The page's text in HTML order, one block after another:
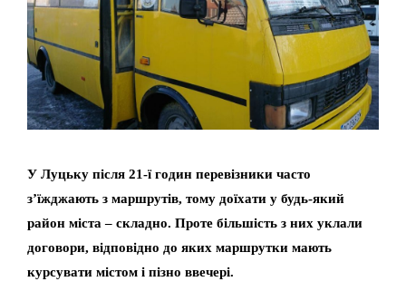
У Луцьку після 21-ї годин перевізники часто
з’їжджають з маршрутів, тому доїхати у будь-який
район міста – складно. Проте більшість з них уклали
договори, відповідно до яких маршрутки мають
курсувати містом і пізно ввечері.